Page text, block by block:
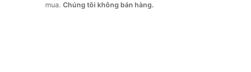
mua. Chúng tôi không bán hàng.